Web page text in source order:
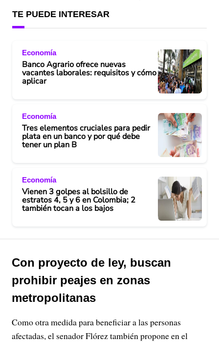
TE PUEDE INTERESAR
Economía
Banco Agrario ofrece nuevas
vacantes laborales: requisitos y cómo
aplicar
Economía
Tres elementos cruciales para pedir
plata en un banco y por qué debe
tener un plan B
Economía
Vienen 3 golpes al bolsillo de
estratos 4, 5 y 6 en Colombia; 2
también tocan a los bajos
Con proyecto de ley, buscan
prohibir peajes en zonas
metropolitanas
Como otra medida para beneficiar a las personas
afectadas, el senador Flórez también propone en el